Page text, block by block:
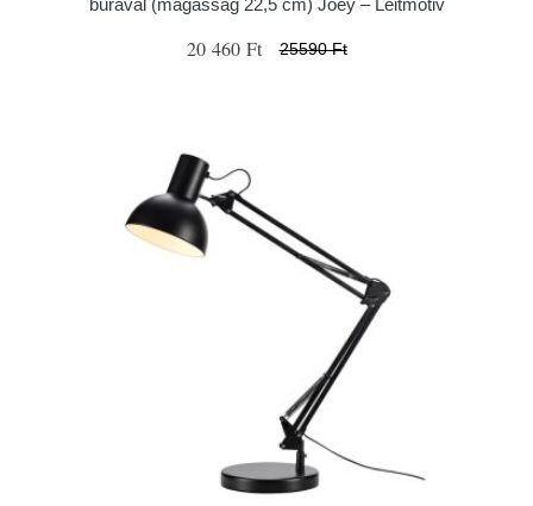
búrával (magasság 22,5 cm) Joey – Leitmotiv
20 460 Ft 25590 Ft